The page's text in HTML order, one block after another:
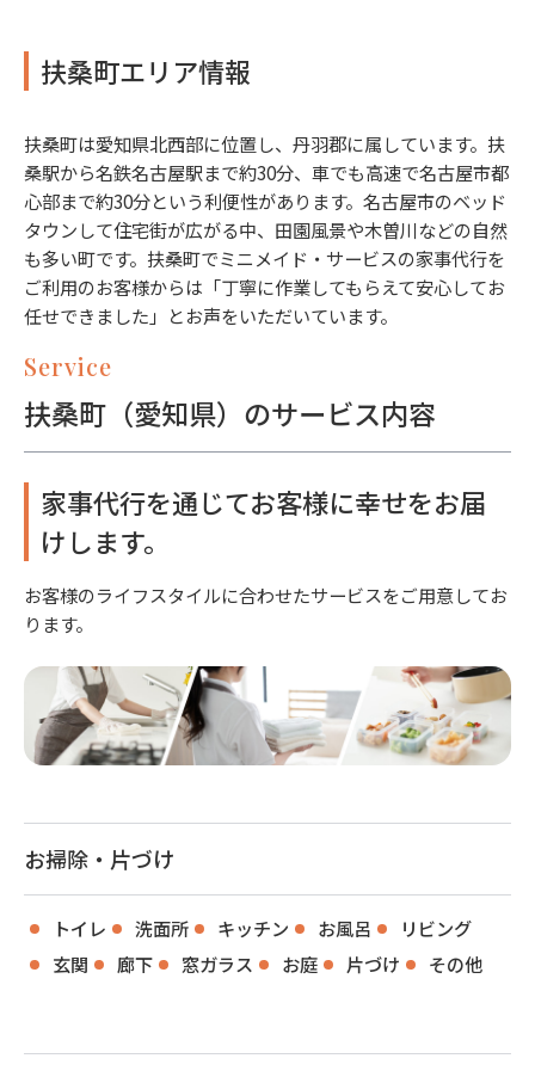
扶桑町エリア情報
扶桑町は愛知県北西部に位置し、丹羽郡に属しています。扶
桑駅から名鉄名古屋駅まで約30分、車でも高速で名古屋市都
心部まで約30分という利便性があります。名古屋市のベッド
タウンして住宅街が広がる中、田園風景や木曽川などの自然
も多い町です。扶桑町でミニメイド・サービスの家事代行を
ご利用のお客様からは「丁寧に作業してもらえて安心してお
任せできました」とお声をいただいています。
Service
扶桑町（愛知県）のサービス内容
家事代行を通じてお客様に幸せをお届
けします。
お客様のライフスタイルに合わせたサービスをご用意してお
ります。
お掃除・片づけ
トイレ 洗面所 キッチン お風呂
リビング
玄関
廊下 窓ガラス お庭 片づけ その他